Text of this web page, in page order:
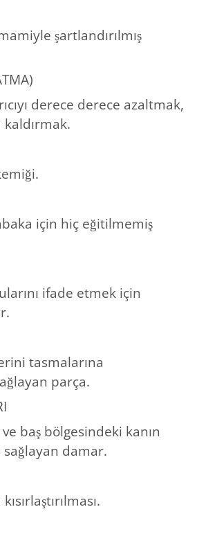
şartlandırılmış
derece derece azaltmak,
için hiç eğitilmemiş
ifade etmek için
tasmalarına
parça.
baş bölgesindeki kanın
damar.